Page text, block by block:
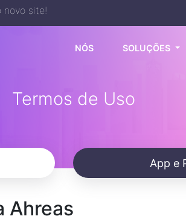
novo site!
NÓS(CURRENT)SOLUÇÕES
Termos de Uso
App e
Ahreas